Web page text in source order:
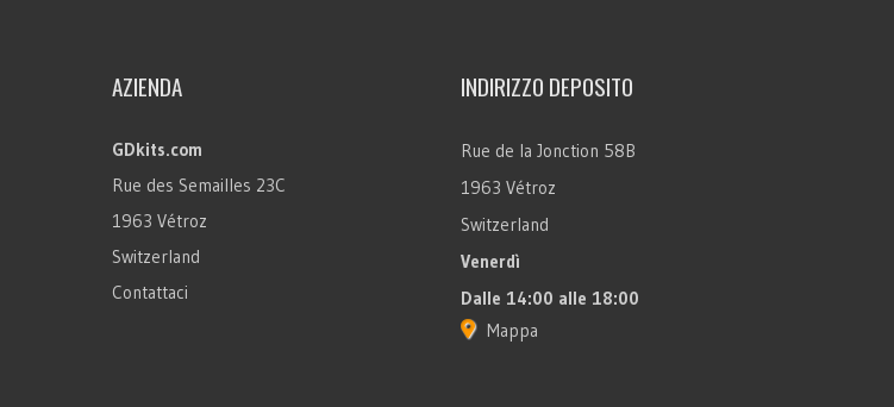
AZIENDA
GDkits.com
Rue des Semailles 23C
1963 Vétroz
Switzerland
Contattaci
INDIRIZZO DEPOSITO
Rue de la Jonction 58B
1963 Vétroz
Switzerland
Venerdì
Dalle 14:00 alle 18:00
Mappa